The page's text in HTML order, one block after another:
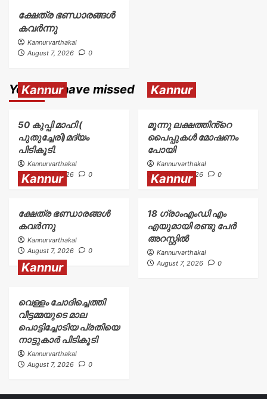
ക്ഷേത്ര ഭണ്ഡാരങ്ങൾ
കവർന്നു
Kannurvarthakal
August 7, 2026
0
You may have missed
Kannur
50 കുപ്പി മാഹി (
പുതുച്ചേരി)മദ്യം
പിടികൂടി.
Kannurvarthakal
August 7, 2026
0
Kannur
മൂന്നു ലക്ഷത്തിൻ്റെ
പൈപ്പുകൾ മോഷണം
പോയി
Kannurvarthakal
August 7, 2026
0
Kannur
ക്ഷേത്ര ഭണ്ഡാരങ്ങൾ
കവർന്നു
Kannurvarthakal
August 7, 2026
0
Kannur
18 ഗ്രാംഎംഡി എം
എയുമായി രണ്ടു പേർ
അറസ്റ്റിൽ
Kannurvarthakal
August 7, 2026
0
Kannur
വെള്ളം ചോദിച്ചെത്തി
വീട്ടമ്മയുടെ മാല
പൊട്ടിച്ചോടിയ പ്രതിയെ
നാട്ടുകാർ പിടികൂടി
Kannurvarthakal
August 7, 2026
0